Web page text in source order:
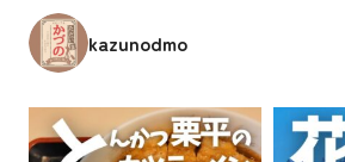
kazunodmo